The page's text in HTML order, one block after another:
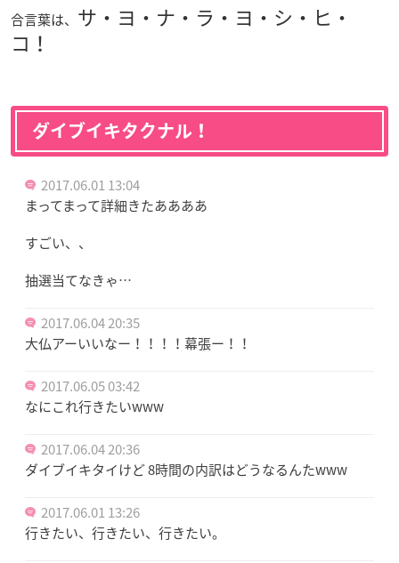
合言葉は、 サ・ヨ・ナ・ラ・ヨ・シ・ヒ・
コ！
ダイブイキタクナル！
2017.06.01 13:04
まってまって詳細きたああああ
すごい、、
抽選当てなきゃ…
2017.06.04 20:35
大仏アーいいなー！！！！幕張ー！！
2017.06.05 03:42
なにこれ行きたいwww
2017.06.04 20:36
ダイブイキタイけど 8時間の内訳はどうなるんたwww
2017.06.01 13:26
行きたい、行きたい、行きたい。